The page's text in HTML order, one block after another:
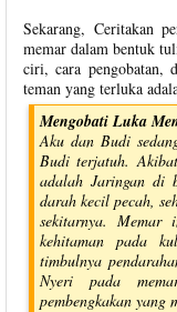
Sekarang, Ceritakan
memar dalam bentuk
ciri, cara pengobatan,
teman yang terluka
Mengobati Luka
Aku dan Budi
Budi terjatuh.
adalah Jaringan di
darah kecil pecah,
sekitarnya. Memar
kehitaman pada
timbulnya
Nyeri pada
pembengkakan yang